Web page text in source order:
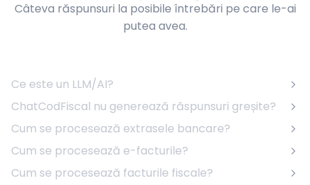
Câteva răspunsuri la posibile întrebări pe care le-ai
putea avea.
Ce este un LLM/AI?
ChatCodFiscal nu generează răspunsuri greșite?
Cum se procesează extrasele bancare?
Cum se procesează e-facturile?
Cum se procesează facturile fiscale?